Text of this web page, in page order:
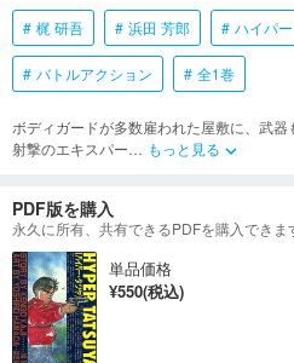
梶 研吾 浜田 芳郎 ハイパ
バトルアクション 全1巻
ボディガードが多数雇われた屋敷に、武器
射撃のエキスパー… もっと見る keyboard_arrow_down
PDF版を購入
永久に所有、共有できるPDFを購入できま
単品価格
¥550(税込)